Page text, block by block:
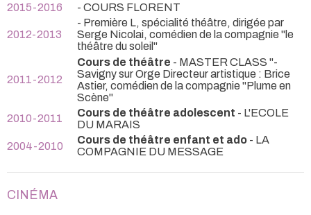
2015-2016 - COURS FLORENT
2012-2013
- Première L, spécialité théâtre, dirigée par
Serge Nicolai, comédien de la compagnie "le
théâtre du soleil"
2011-2012
Cours de théâtre - MASTER CLASS "-
Savigny sur Orge Directeur artistique : Brice
Astier, comédien de la compagnie "Plume en
Scène"
2010-2011
Cours de théâtre adolescent - L'ECOLE
DU MARAIS
2004-2010
Cours de théâtre enfant et ado - LA
COMPAGNIE DU MESSAGE
CINÉMA